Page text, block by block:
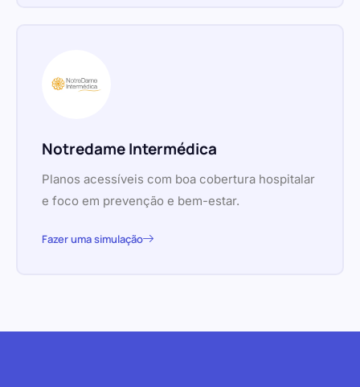
Notredame Intermédica
Planos acessíveis com boa cobertura hospitalar
e foco em prevenção e bem-estar.
Fazer uma simulação